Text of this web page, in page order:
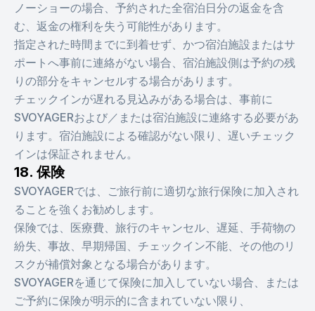
ノーショーの場合、予約された全宿泊日分の返金を含
む、返金の権利を失う可能性があります。
指定された時間までに到着せず、かつ宿泊施設またはサ
ポートへ事前に連絡がない場合、宿泊施設側は予約の残
りの部分をキャンセルする場合があります。
チェックインが遅れる見込みがある場合は、事前に
SVOYAGERおよび／または宿泊施設に連絡する必要があ
ります。宿泊施設による確認がない限り、遅いチェック
インは保証されません。
18. 保険
SVOYAGERでは、ご旅行前に適切な旅行保険に加入され
ることを強くお勧めします。
保険では、医療費、旅行のキャンセル、遅延、手荷物の
紛失、事故、早期帰国、チェックイン不能、その他のリ
スクが補償対象となる場合があります。
SVOYAGERを通じて保険に加入していない場合、または
ご予約に保険が明示的に含まれていない限り、